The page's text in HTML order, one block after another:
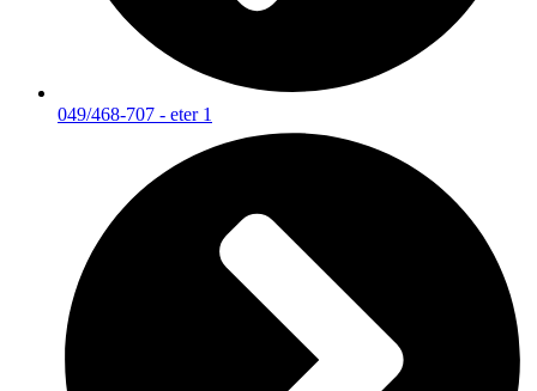
049/468-707 - eter 1